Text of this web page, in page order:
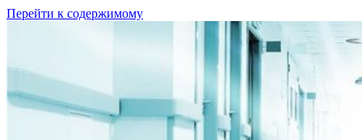
Перейти к содержимому